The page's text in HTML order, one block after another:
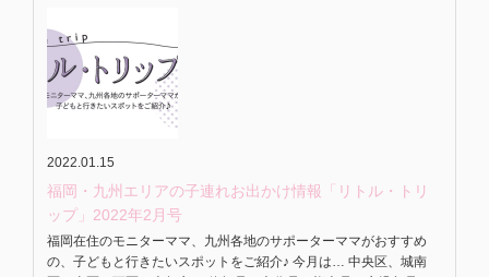
2022.01.15
福岡・九州エリアの子連れお出かけ情報「リトル・トリ
ップ」2022年2月号
福岡在住のモニターママ、九州各地のサポーターママがおすすめ
の、子どもと行きたいスポットをご紹介♪ 今月は… 中央区、城南